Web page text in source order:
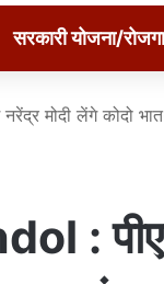
सरकारी योजना/
मोदी लेंगे कोदो
: